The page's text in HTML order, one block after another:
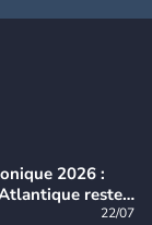
2026 :
reste
22/07